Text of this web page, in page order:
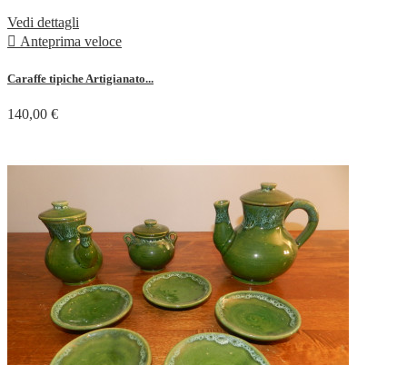
Vedi dettagli
 Anteprima veloce
Caraffe tipiche Artigianato...
140,00 €